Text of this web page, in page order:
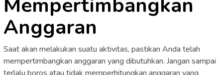
Anggaran
Saat akan melakukan suatu aktivitas, pastikan Anda telah
mempertimbangkan anggaran yang dibutuhkan. Jangan sampai